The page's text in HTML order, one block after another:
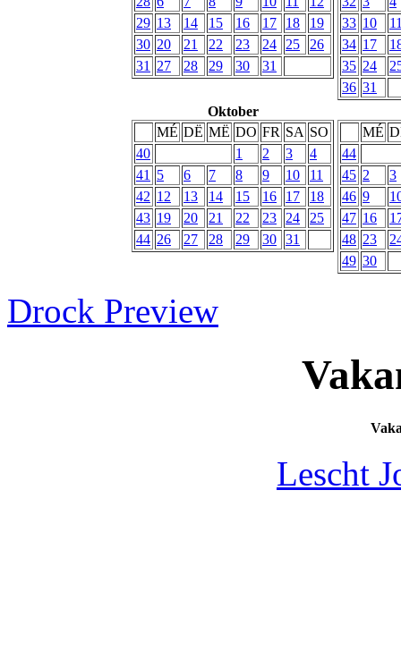
29 13 14 15 16 17 18
19
30 20 21 22 23 24 25
26
31
27 28 29 30 31
33 10
34 17
35 24
36 31
Oktober
MÉ DË MË DO FR SA SO
40
1 2 3
4
41
5 6 7 8 9 10
11
42 12 13 14 15 16 17
18
43 19 20 21 22 23 24
25
44 26 27 28 29 30 31
MÉ
44
45 2
3
46 9
47 16
48 23
49 30
Drock Preview
Lescht